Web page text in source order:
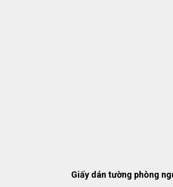
Giấy dán tường phòng